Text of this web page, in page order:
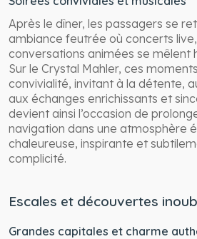
Après le dîner, les passagers se
ambiance feutrée où concerts
conversations animées se mêlent
Sur le Crystal Mahler, ces
convivialité, invitant à la détente,
aux échanges enrichissants et
devient ainsi l’occasion de
navigation dans une atmosphère
chaleureuse, inspirante et
complicité.
Escales et découvertes
Grandes capitales et charme